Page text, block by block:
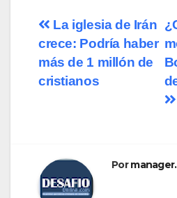
Navegación
de
entradas
La iglesia de Irán
crece: Podría haber
más de 1 millón de
cristianos
Por